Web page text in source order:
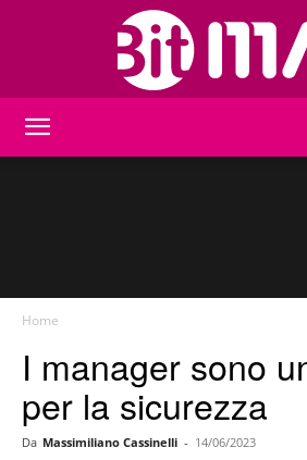
Home
I manager sono
per la sicurezza
Da Massimiliano Cassinelli - 14/06/2023